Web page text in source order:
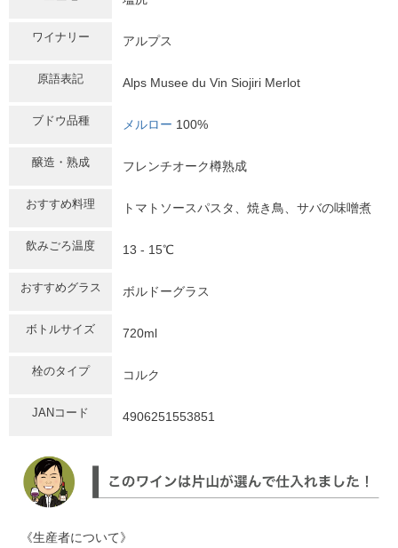
ワイナリー アルプス
原語表記 Alps Musee du Vin Siojiri Merlot
ブドウ品種 メルロー 100%
醸造・熟成 フレンチオーク樽熟成
おすすめ料理 トマトソースパスタ、焼き鳥、サバの味噌煮
飲みごろ温度 13 - 15℃
おすすめグラス ボルドーグラス
ボトルサイズ 720ml
栓のタイプ コルク
JANコード 4906251553851
《生産者について》